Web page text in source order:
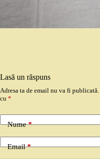
Lasă un răspuns
Adresa ta de email nu va fi publicată.
cu *
Nume*
Email*